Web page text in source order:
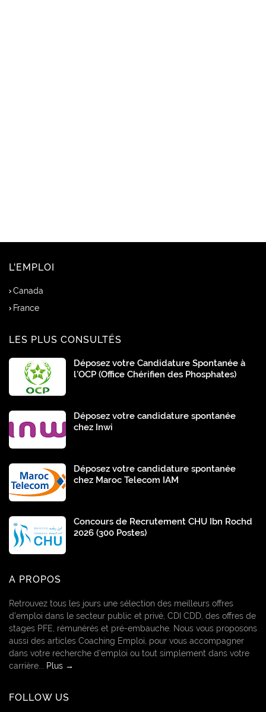
L'EMPLOI
Canada
France
LES PLUS CONSULTÉS
Déposez votre Candidature Spontanée à
l’OCP (Office Chérifien des Phosphates)
Déposez votre candidature spontanée
chez Inwi
Déposez votre candidature spontanée
chez Maroc Telecom IAM
Concours de Recrutement CHU Ibn Rochd
2026 (300 Postes)
A PROPOS
Retrouvez tous les jours une sélection des meilleurs offres
d’emploi dans le secteur public et privé, CDI CDD, des offres de
stages PFE, rémunérés et pré-embauche. Nous vous proposons
aussi des articles Coaching Emploi, pour vous accompagner
dans votre recherche d’emploi ou tout simplement dans votre
carrière...
Plus →
FOLLOW US